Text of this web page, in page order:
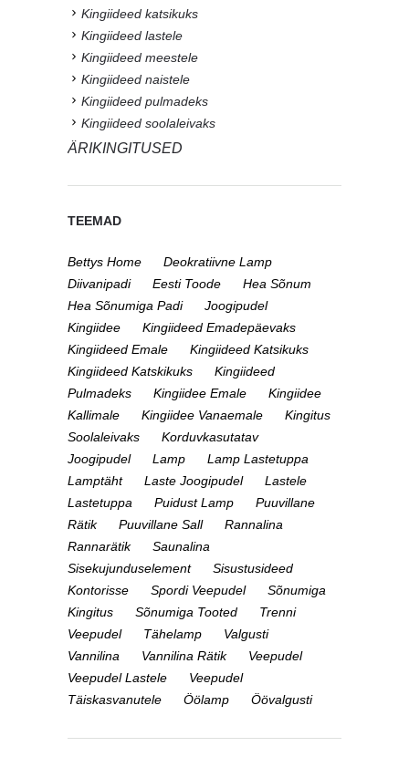
Kingiideed katsikuks
Kingiideed lastele
Kingiideed meestele
Kingiideed naistele
Kingiideed pulmadeks
Kingiideed soolaleivaks
ÄRIKINGITUSED
TEEMAD
Bettys Home
Deokratiivne Lamp
Diivanipadi
Eesti Toode
Hea Sõnum
Hea Sõnumiga Padi
Joogipudel
Kingiidee
Kingiideed Emadepäevaks
Kingiideed Emale
Kingiideed Katsikuks
Kingiideed Katskikuks
Kingiideed
Pulmadeks
Kingiidee Emale
Kingiidee
Kallimale
Kingiidee Vanaemale
Kingitus
Soolaleivaks
Korduvkasutatav
Joogipudel
Lamp
Lamp Lastetuppa
Lamptäht
Laste Joogipudel
Lastele
Lastetuppa
Puidust Lamp
Puuvillane
Rätik
Puuvillane Sall
Rannalina
Rannarätik
Saunalina
Sisekujunduselement
Sisustusideed
Kontorisse
Spordi Veepudel
Sõnumiga
Kingitus
Sõnumiga Tooted
Trenni
Veepudel
Tähelamp
Valgusti
Vannilina
Vannilina Rätik
Veepudel
Veepudel Lastele
Veepudel
Täiskasvanutele
Öölamp Öövalgusti